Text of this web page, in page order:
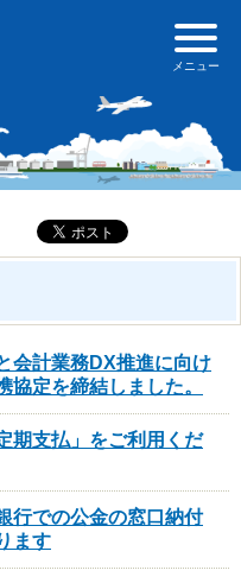
会計業務DX推進に向け
協定を締結しました。
期支払」をご利用くだ
行での公金の窓口納付
ます